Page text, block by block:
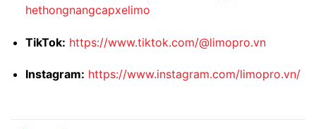
hethongnangcapxelimo
TikTok: https://www.tiktok.com/@limopro.vn
Instagram: https://www.instagram.com/limopro.vn/